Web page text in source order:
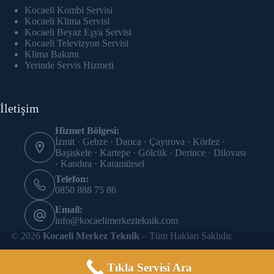
panel
Panel
panel
panel
panel
panel
panel
panel
panel
Kocaeli Kombi Servisi
Kocaeli Klima Servisi
Kocaeli Beyaz Eşya Servisi
Kocaeli Televizyon Servisi
Klima Bakımı
Yerinde Servis Hizmeti
İletişim
Hizmet Bölgesi:
İzmit · Gebze · Darıca · Çayırova · Körfez ·
Başiskele · Kartepe · Gölcük · Derince · Dilovası
· Kandıra · Karamürsel
Telefon:
0850 888 75 86
Email:
info@kocaelimerkezteknik.com
© 2026Kocaeli Merkez Teknik – Tüm Hakları Saklıdır.
Tıkla Servisi Ara